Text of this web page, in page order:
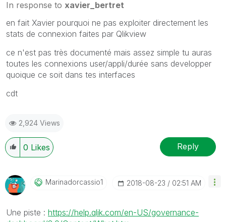
In response to xavier_bertret
en fait Xavier pourquoi ne pas exploiter directement les
stats de connexion faites par Qlikview
ce n'est pas très documenté mais assez simple tu auras
toutes les connexions user/appli/durée sans developper
quoique ce soit dans tes interfaces
cdt
2,924 Views
0 Likes Reply
Marinadorcassio1 ‎2018-08-23 02:51 AM
Une piste : https://help.qlik.com/en-US/governance-